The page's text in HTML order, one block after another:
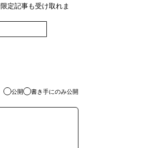
定記事も受け取れま
公開 書き手にのみ公開